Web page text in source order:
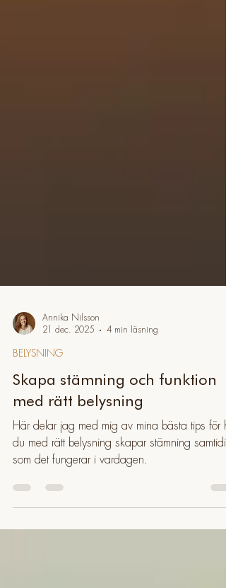
21 dec. 2025
4 min läsning
BELYSNING
Skapa stämning och funktion
med rätt belysning
du med rätt belysning skapar stämning
som det fungerar i vardagen.